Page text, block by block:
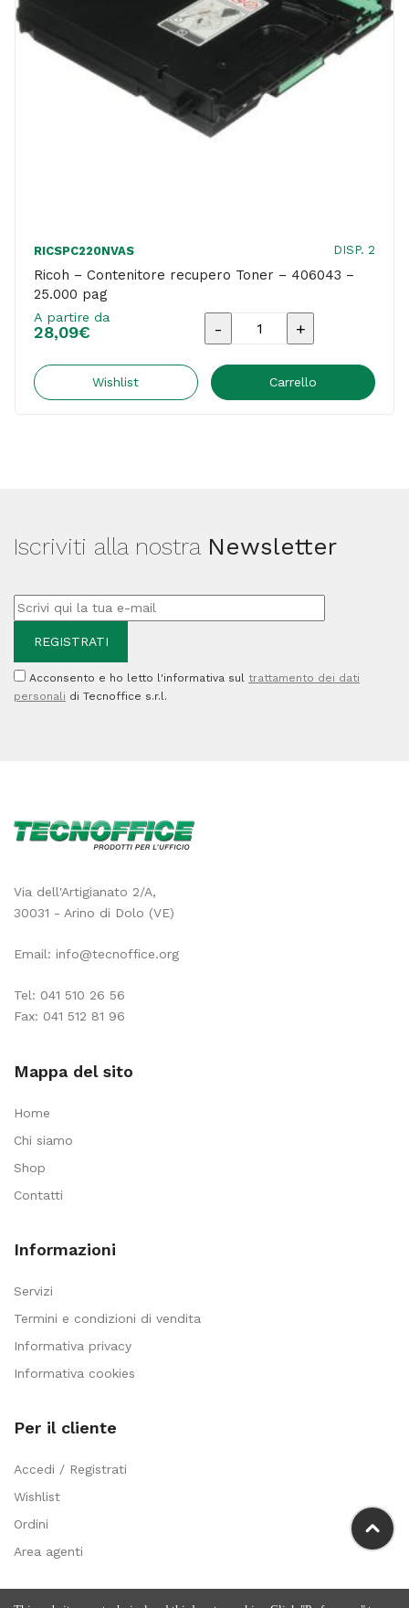
RICSPC220NVAS DISP. 2
Ricoh – Contenitore recupero Toner – 406043 –
25.000 pag
A partire da
28,09€
Ricoh
Contenitore
25.000
quantità
Wishlist Carrello
Iscriviti alla nostra Newsletter
Acconsento e ho letto l'informativa sul trattamento dei dati
personali di Tecnoffice s.r.l.
Via dell'Artigianato 2/A,
30031 - Arino di Dolo (VE)
Email: info@tecnoffice.org
Tel: 041 510 26 56
Fax: 041 512 81 96
Mappa del sito
Home
Chi siamo
Shop
Contatti
Informazioni
Servizi
Termini e condizioni di vendita
Informativa privacy
Informativa cookies
Per il cliente
Accedi / Registrati
Wishlist
Ordini
Area agenti